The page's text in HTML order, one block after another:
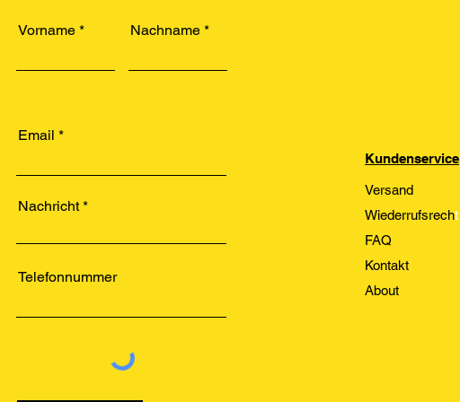
Vorname Nachname
Email
Nachricht
Telefonnummer
Kundenservice
Versand
Wiederrufsrecht
FAQ
Kontakt
About